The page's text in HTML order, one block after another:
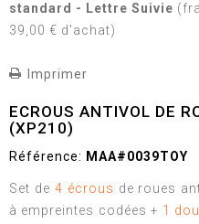
standard - Lettre Suivie
39,00 € d'achat)
Imprimer
ECROUS ANTIVOL DE
(XP210)
Référence: MAA#0039TOY
Set de 4 écrous de roues
à empreintes codées + 1